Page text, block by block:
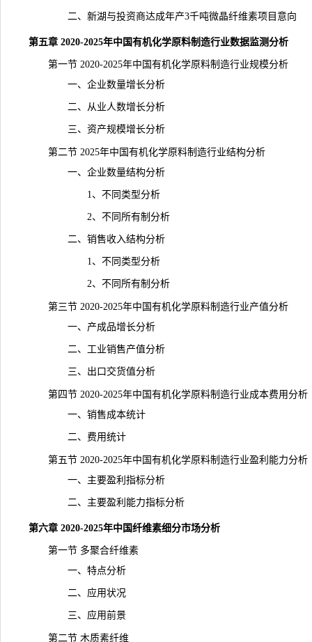
二、新湖与投资商达成年产3千吨微晶纤维素项目意向
第五章 2020-2025年中国有机化学原料制造行业数据监测分析
第一节 2020-2025年中国有机化学原料制造行业规模分析
一、企业数量增长分析
二、从业人数增长分析
三、资产规模增长分析
第二节 2025年中国有机化学原料制造行业结构分析
一、企业数量结构分析
1、不同类型分析
2、不同所有制分析
二、销售收入结构分析
1、不同类型分析
2、不同所有制分析
第三节 2020-2025年中国有机化学原料制造行业产值分析
一、产成品增长分析
二、工业销售产值分析
三、出口交货值分析
第四节 2020-2025年中国有机化学原料制造行业成本费用分析
一、销售成本统计
二、费用统计
第五节 2020-2025年中国有机化学原料制造行业盈利能力分析
一、主要盈利指标分析
二、主要盈利能力指标分析
第六章 2020-2025年中国纤维素细分市场分析
第一节 多聚合纤维素
一、特点分析
二、应用状况
三、应用前景
第二节 木质素纤维